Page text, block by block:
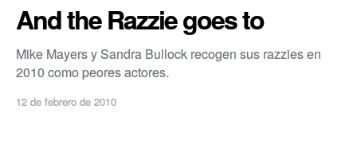
And the Razzie goes to
Mike Mayers y Sandra Bullock recogen sus razzies en
2010 como peores actores.
12 de febrero de 2010